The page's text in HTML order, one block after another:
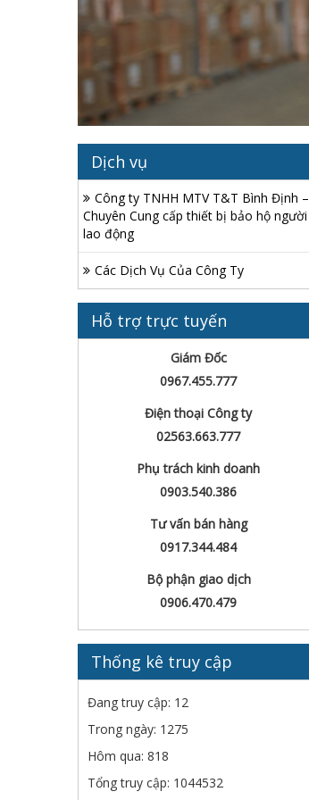
Dịch vụ
Công ty TNHH MTV T&T Bình Định –
Chuyên Cung cấp thiết bị bảo hộ người
lao động
Các Dịch Vụ Của Công Ty
Hỗ trợ trực tuyến
Giám Đốc
0967.455.777
Điện thoại Công ty
02563.663.777
Phụ trách kinh doanh
0903.540.386
Tư vấn bán hàng
0917.344.484
Bộ phận giao dịch
0906.470.479
Thống kê truy cập
Đang truy cập: 12
Trong ngày: 1275
Hôm qua: 818
Tổng truy cập: 1044532